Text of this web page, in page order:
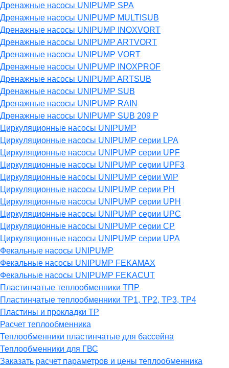
Дренажные насосы UNIPUMP SPA
Дренажные насосы UNIPUMP MULTISUB
Дренажные насосы UNIPUMP INOXVORT
Дренажные насосы UNIPUMP ARTVORT
Дренажные насосы UNIPUMP VORT
Дренажные насосы UNIPUMP INOXPROF
Дренажные насосы UNIPUMP ARTSUB
Дренажные насосы UNIPUMP SUB
Дренажные насосы UNIPUMP RAIN
Дренажные насосы UNIPUMP SUB 209 P
Циркуляционные насосы UNIPUMP
Циркуляционные насосы UNIPUMP серии LPA
Циркуляционные насосы UNIPUMP серии UPF
Циркуляционные насосы UNIPUMP серии UPF3
Циркуляционные насосы UNIPUMP серии WIP
Циркуляционные насосы UNIPUMP серии PH
Циркуляционные насосы UNIPUMP серии UPH
Циркуляционные насосы UNIPUMP серии UPC
Циркуляционные насосы UNIPUMP серии CP
Циркуляционные насосы UNIPUMP серии UPA
Фекальные насосы UNIPUMP
Фекальные насосы UNIPUMP FEKAMAX
Фекальные насосы UNIPUMP FEKACUT
Пластинчатые теплообменники ТПР
Пластинчатые теплообменники ТР1, ТР2, ТР3, ТР4
Пластины и прокладки ТР
Расчет теплообменника
Теплообменники пластинчатые для бассейна
Теплообменники для ГВС
Заказать расчет параметров и цены теплообменника